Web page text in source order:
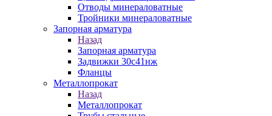
Отводы минераловатные
Тройники минераловатные
Запорная арматура
Назад
Запорная арматура
Задвижки 30с41нж
Фланцы
Металлопрокат
Назад
Металлопрокат